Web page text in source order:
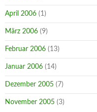
April 2006 (1)
März 2006 (9)
Februar 2006 (13)
Januar 2006 (14)
Dezember 2005 (7)
November 2005 (3)